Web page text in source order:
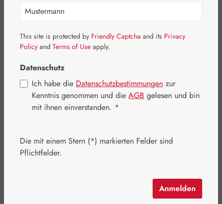
Regulärer Preis:
12,30 €
This site is protected by Friendly Captcha and its Privacy
Policy and Terms of Use apply.
Datenschutz
Ich habe die Datenschutzbestimmungen zur
Kenntnis genommen und die AGB gelesen und bin
mit ihnen einverstanden. *
Die mit einem Stern (*) markierten Felder sind
Pflichtfelder.
Anmelden